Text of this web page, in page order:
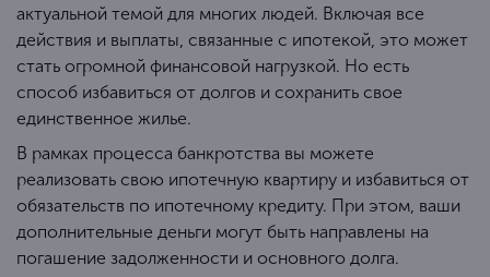
актуальной темой для многих людей. Включая все
действия и выплаты, связанные с ипотекой, это может
стать огромной финансовой нагрузкой. Но есть
способ избавиться от долгов и сохранить свое
единственное жилье.
В рамках процесса банкротства вы можете
реализовать свою ипотечную квартиру и избавиться от
обязательств по ипотечному кредиту. При этом, ваши
дополнительные деньги могут быть направлены на
погашение задолженности и основного долга.